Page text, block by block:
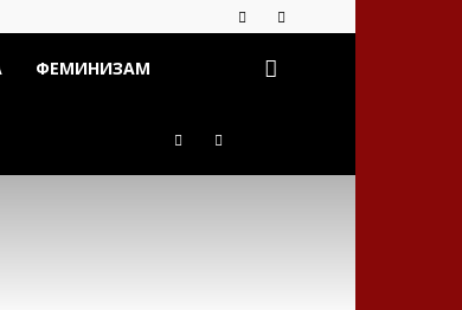
ФЕМИНИЗАМ